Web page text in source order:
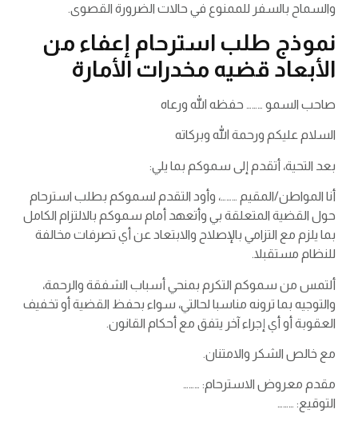
والسماح بالسفر للممنوع في حالات الضرورة القصوى.
نموذج طلب استرحام إعفاء من
الأبعاد قضيه مخدرات الأمارة
صاحب السمو ……… حفظه الله ورعاه
السلام عليكم ورحمة الله وبركاته
بعد التحية، أتقدم إلى سموكم بما يلي:
أنا المواطن/المقيم ………، وأود التقدم لسموكم بطلب استرحام
حول القضية المتعلقة بي وأتعهد أمام سموكم بالالتزام الكامل
بما يلزم مع التزامي بالإصلاح والابتعاد عن أي تصرفات مخالفة
للنظام مستقبلا.
ألتمس من سموكم التكرم بمنحي أسباب الشفقة والرحمة،
والتوجيه بما ترونه مناسبا لحالتي، سواء بحفظ القضية أو تخفيف
العقوبة أو أي إجراء آخر يتفق مع أحكام القانون.
مع خالص الشكر والامتنان.
مقدم معروض الاسترحام: ………
التوقيع: ………